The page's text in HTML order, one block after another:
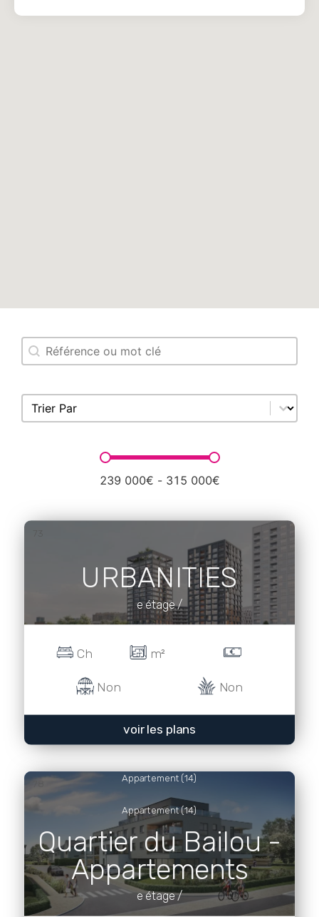
Recherche Biens
Search content
Trier Par
Sort content
Prix
239 000€ - 315 000€
URBANITIES
e étage /
Ch m²
Non Non
voir les plans
Appartement (14)
Appartement (14)
Quartier du Bailou -
Appartements
e étage /